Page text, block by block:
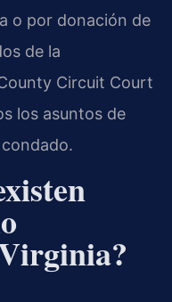
o por donación de
de la
Circuit Court
los asuntos de